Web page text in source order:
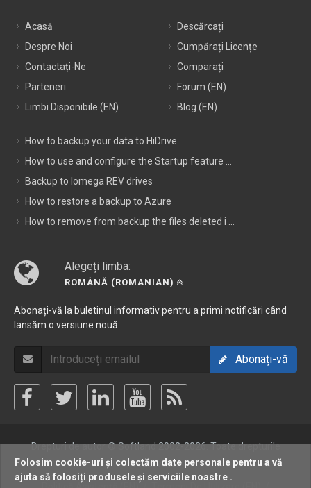
Acasă
Despre Noi
Contactați-Ne
Parteneri
Descărcați
Cumpărați Licențe
Comparați
Forum (EN)
How to backup your data to HiDrive
How to use and configure the Startup feature ...
Backup to Iomega REV drives
How to restore a backup to Azure
Alegeți limba:
Abonați-vă la buletinul informativ pentru a primi notificări când
Abonați-vă
Drepturi de autor © Softland 2002-2026. Toate drepturile
rezervate.
Folosim cookie-uri și colectăm date personale pentru a vă
ajuta să folosiți produsele și serviciile noastre .